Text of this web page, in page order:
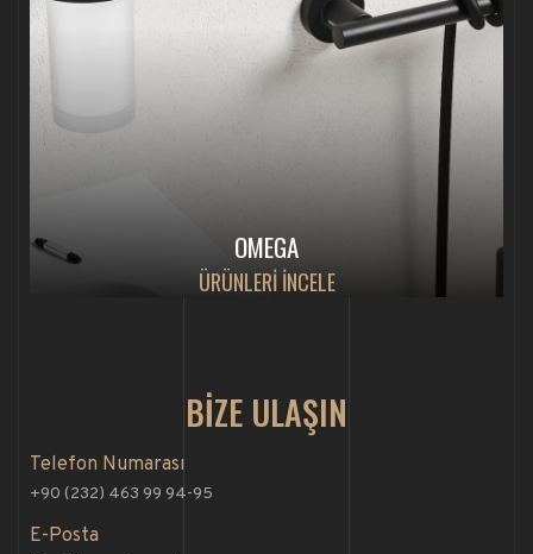
OMEGA
ÜRÜNLERİ İNCELE
BİZE ULAŞIN
Telefon Numarası
+90 (232) 463 99 94-95
E-Posta